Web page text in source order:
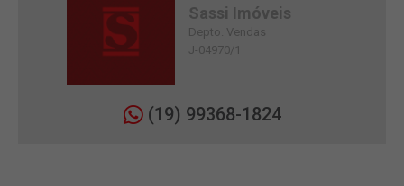
Sassi Imóveis
Depto. Vendas
J-04970/1
(19) 99368-1824